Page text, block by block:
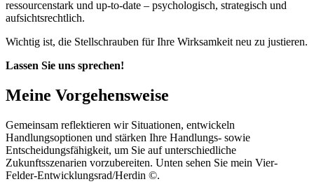
ressourcenstark und up-to-date – psychologisch, strategisch und
aufsichtsrechtlich.
Wichtig ist, die Stellschrauben für Ihre Wirksamkeit neu zu justieren.
Lassen Sie uns sprechen!
Meine Vorgehensweise
Gemeinsam reflektieren wir Situationen, entwickeln
Handlungsoptionen und stärken Ihre Handlungs- sowie
Entscheidungsfähigkeit, um Sie auf unterschiedliche
Zukunftsszenarien vorzubereiten. Unten sehen Sie mein Vier-
Felder-Entwicklungsrad/Herdin ©.